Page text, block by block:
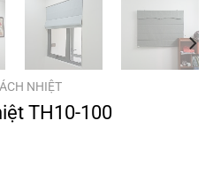
NHIỆT
TH10-100